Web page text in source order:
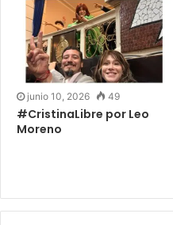
junio 10, 2026 49
#CristinaLibre por Leo
Moreno